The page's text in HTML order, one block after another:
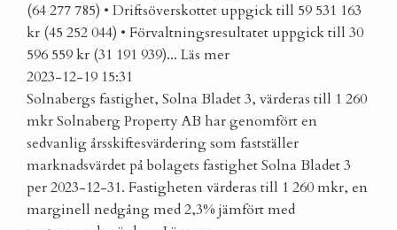
(64 277 785) • Driftsöverskottet uppgick till 59 531 163
kr (45 252 044) • Förvaltningsresultatet uppgick till 30
596 559 kr (31 191 939)... Läs mer
2023-12-19 15:31
Solnabergs fastighet, Solna Bladet 3, värderas till 1 260
mkrSolnaberg Property AB har genomfört en
sedvanlig årsskiftesvärdering som fastställer
marknadsvärdet på bolagets fastighet Solna Bladet 3
per 2023-12-31. Fastigheten värderas till 1 260 mkr, en
marginell nedgång med 2,3% jämfört med